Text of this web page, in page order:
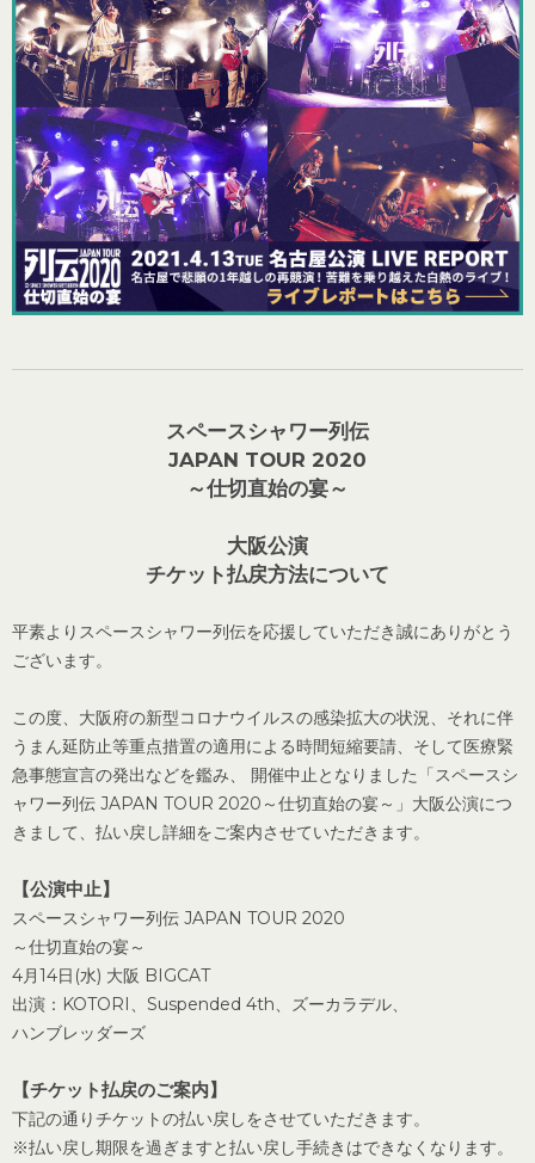
スペースシャワー列伝
JAPAN TOUR 2020
～仕切直始の宴～
大阪公演
チケット払戻方法について
平素よりスペースシャワー列伝を応援していただき誠にありがとう
ございます。
この度、大阪府の新型コロナウイルスの感染拡大の状況、それに伴
うまん延防止等重点措置の適用による時間短縮要請、そして医療緊
急事態宣言の発出などを鑑み、 開催中止となりました「スペースシ
ャワー列伝 JAPAN TOUR 2020～仕切直始の宴～」大阪公演につ
きまして、払い戻し詳細をご案内させていただきます。
【公演中止】
スペースシャワー列伝 JAPAN TOUR 2020
～仕切直始の宴～
4月14日(水) 大阪 BIGCAT
出演：KOTORI、Suspended 4th、ズーカラデル、
ハンブレッダーズ
【チケット払戻のご案内】
下記の通りチケットの払い戻しをさせていただきます。
※払い戻し期限を過ぎますと払い戻し手続きはできなくなります。